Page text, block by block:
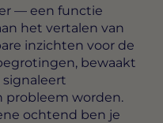
— een functie
het vertalen van
inzichten voor de
bewaakt
probleem worden.
ochtend ben je